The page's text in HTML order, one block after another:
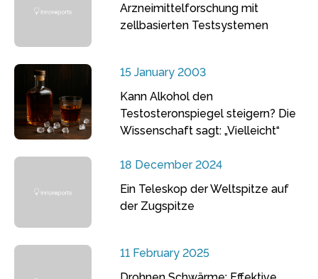
Arzneimittelforschung mit
zellbasierten Testsystemen
15 January 2003
Kann Alkohol den
Testosteronspiegel steigern? Die
Wissenschaft sagt: „Vielleicht“
18 December 2024
Ein Teleskop der Weltspitze auf
der Zugspitze
11 February 2025